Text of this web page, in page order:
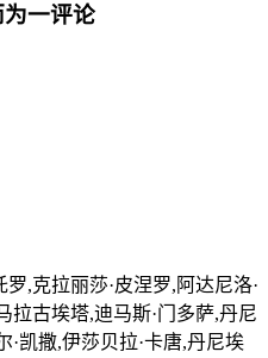
一评论
,克拉丽莎·皮涅罗,阿达尼洛·
拉古埃塔,迪马斯·门多萨,丹尼
·凯撒,伊莎贝拉·卡唐,丹尼埃